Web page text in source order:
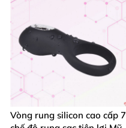
Vòng rung silicon cao cấp 7